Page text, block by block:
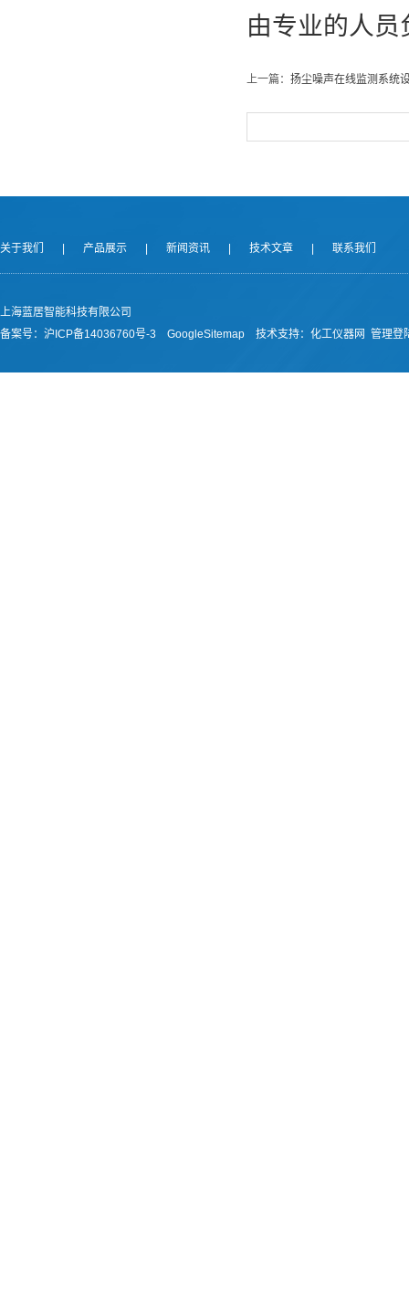
由专业的人
上一篇： 扬尘噪声在线监测系统
关于我们 产品展示 新闻资讯 技术文章 联系我们
上海蓝居智能科技有限公司
备案号： 沪ICP备14036760号-3 GoogleSitemap 技术支持： 化工仪器网 管理登